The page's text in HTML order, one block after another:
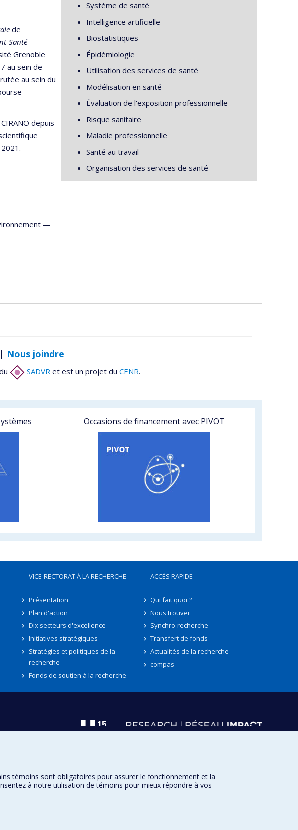
de
Santé
Grenoble
au sein de
au sein du
depuis
—
Système de santé
Intelligence artificielle
Biostatistiques
Épidémiologie
Utilisation des services de santé
Modélisation en santé
Évaluation de l'exposition professionnelle
Risque sanitaire
Maladie professionnelle
Santé au travail
Organisation des services de santé
| Nous joindre
SADVRet est un projet du CENR.
Occasions de financement avec PIVOT
VICE-RECTORAT À LA RECHERCHE
Présentation
Plan d'action
Dix secteurs d'excellence
Initiatives stratégiques
Stratégies et politiques de la
recherche
Fonds de soutien à la recherche
ACCÈS RAPIDE
Qui fait quoi ?
Nous trouver
Synchro-recherche
Transfert de fonds
Actualités de la recherche
compas
témoins sont obligatoires pour assurer le fonctionnement et la
à notre utilisation de témoins pour mieux répondre à vos